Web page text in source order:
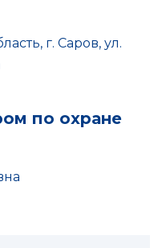
г. Саров, ул.
по охране